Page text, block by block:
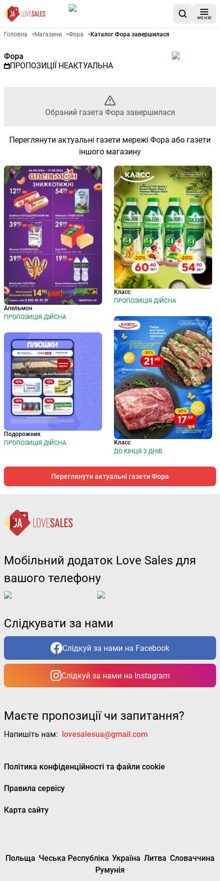
МЕНЮ
Рекламна газета Фора -
Головна >Магазини >Фора >Каталог Фора завершилася
Фора
ПРОПОЗИЦІЇ НЕАКТУАЛЬНА
Обраний газета Фора завершилася
Переглянути актуальні газети мережі Фора або газети
іншого магазину
Апельмон
ПРОПОЗИЦІЯ ДІЙСНА
Подорожник
ПРОПОЗИЦІЯ ДІЙСНА
Класс
ПРОПОЗИЦІЯ ДІЙСНА
Класс
ДО КІНЦЯ 3 ДНІВ
Переглянути актуальні газети Фора
Мобільний додаток Love Sales для
вашого телефону
Слідкувати за нами
Слідкуй за нами на Facebook
Слідкуй за нами на Instagram
Маєте пропозиції чи запитання?
Напишіть нам: lovesalesua@gmail.com
Політика конфіденційності та файли cookie
Правила сервісу
Карта сайту
Польща Чеська Республіка Україна Литва Словаччина
Румунія